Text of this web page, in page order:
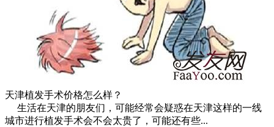
天津植发手术价格怎么样？
生活在天津的朋友们，可能经常会疑惑在天津这样的一线
城市进行植发手术会不会太贵了，可能还有些...